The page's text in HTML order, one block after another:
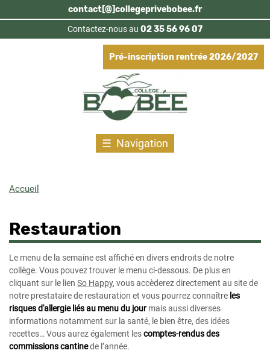
Aller
au
contenu
principal
contact[@]collegeprivebobee.fr
Contactez-nous au 02 35 56 96 07
Pré-inscription rentrée 2026/2027
Navigation
Accueil
Restauration
Le menu de la semaine est affiché en divers endroits de notre
collège. Vous pouvez trouver le menu ci-dessous. De plus en
cliquant sur le lien So Happy, vous accèderez directement au site de
notre prestataire de restauration et vous pourrez connaître les
risques d'allergie liés au menu du jourmais aussi diverses
informations notamment sur la santé, le bien être, des idées
recettes… Vous aurez également lescomptes-rendus des
commissions cantinede l’année.